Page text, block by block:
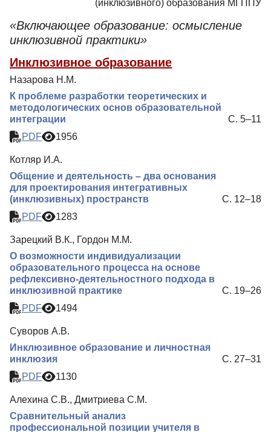
(инклюзивного) образования МГППУ
«Включающее образование: осмысление
инклюзивной практики»
Инклюзивное образование
Назарова Н.М.
К проблеме разработки теоретических и
методологических основ образовательной
интеграции
С. 5–11
PDF
1956
Котляр И.А.
Общение и деятельность – два основания
для проектирования интегративных
(инклюзивных) пространств
С. 12–18
PDF
1283
Зарецкий В.К., Гордон М.М.
О возможности индивидуализации
образовательного процесса на основе
рефлексивно-деятельностного подхода в
инклюзивной практике
С. 19–26
PDF
1494
Суворов А.В.
Инклюзивное образование и личностная
инклюзия
С. 27–31
PDF
1130
Алехина С.В., Дмитриева С.М.
Сравнительный анализ
профессиональной позиции учителя в